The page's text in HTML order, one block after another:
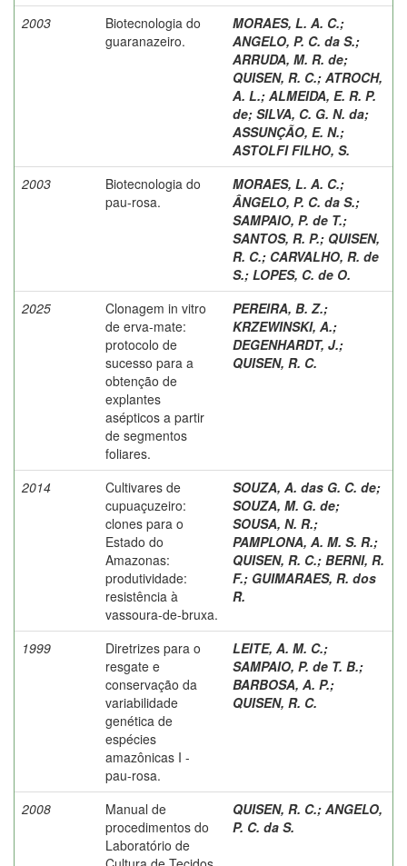
2003
Biotecnologia do
guaranazeiro.
MORAES, L. A. C.;
ANGELO, P. C. da S.;
ARRUDA, M. R. de;
QUISEN, R. C.; ATROCH,
A. L.; ALMEIDA, E. R. P.
de; SILVA, C. G. N. da;
ASSUNÇÃO, E. N.;
ASTOLFI FILHO, S.
2003
Biotecnologia do
pau-rosa.
MORAES, L. A. C.;
ÂNGELO, P. C. da S.;
SAMPAIO, P. de T.;
SANTOS, R. P.; QUISEN,
R. C.; CARVALHO, R. de
S.; LOPES, C. de O.
2025
Clonagem in vitro
de erva-mate:
protocolo de
sucesso para a
obtenção de
explantes
asépticos a partir
de segmentos
foliares.
PEREIRA, B. Z.;
KRZEWINSKI, A.;
DEGENHARDT, J.;
QUISEN, R. C.
2014
Cultivares de
cupuaçuzeiro:
clones para o
Estado do
Amazonas:
produtividade:
resistência à
vassoura-de-bruxa.
SOUZA, A. das G. C. de;
SOUZA, M. G. de;
SOUSA, N. R.;
PAMPLONA, A. M. S. R.;
QUISEN, R. C.; BERNI, R.
F.; GUIMARAES, R. dos
R.
1999
Diretrizes para o
resgate e
conservação da
variabilidade
genética de
espécies
amazônicas I -
pau-rosa.
LEITE, A. M. C.;
SAMPAIO, P. de T. B.;
BARBOSA, A. P.;
QUISEN, R. C.
2008
Manual de
procedimentos do
Laboratório de
QUISEN, R. C.; ANGELO,
P. C. da S.